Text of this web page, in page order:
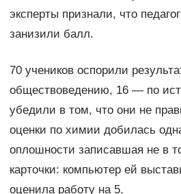
эксперты признали, что
занизили балл.
70 учеников оспорили
обществоведению, 16 — по
убедили в том, что они не
оценки по химии добилась
оплошности записавшая не в
карточки: компьютер ей
оценила работу на 5.